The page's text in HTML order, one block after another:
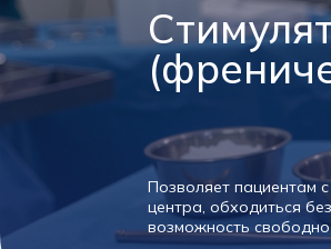
Позволяет пациентам
центра, обходиться
возможность